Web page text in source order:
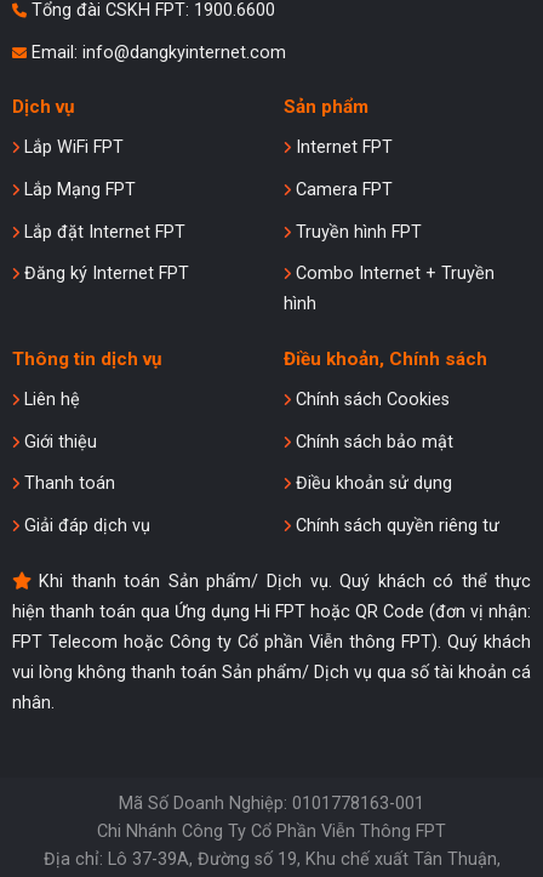
Tổng đài CSKH FPT: 1900.6600
Email: info@dangkyinternet.com
Dịch vụ
Lắp WiFi FPT
Lắp Mạng FPT
Lắp đặt Internet FPT
Đăng ký Internet FPT
Sản phẩm
Internet FPT
Camera FPT
Truyền hình FPT
Combo Internet + Truyền
hình
Thông tin dịch vụ
Liên hệ
Giới thiệu
Thanh toán
Giải đáp dịch vụ
Điều khoản, Chính sách
Chính sách Cookies
Chính sách bảo mật
Điều khoản sử dụng
Chính sách quyền riêng tư
Khi thanh toán Sản phẩm/ Dịch vụ. Quý khách có thể thực
hiện thanh toán qua Ứng dụng Hi FPT hoặc QR Code (đơn vị nhận:
FPT Telecom hoặc Công ty Cổ phần Viễn thông FPT). Quý khách
vui lòng không thanh toán Sản phẩm/ Dịch vụ qua số tài khoản cá
nhân.
Mã Số Doanh Nghiệp: 0101778163-001
Chi Nhánh Công Ty Cổ Phần Viễn Thông FPT
Địa chỉ: Lô 37-39A, Đường số 19, Khu chế xuất Tân Thuận,